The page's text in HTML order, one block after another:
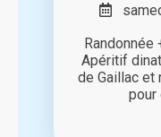
Randonnée
Apéritif
de Gaillac
pour